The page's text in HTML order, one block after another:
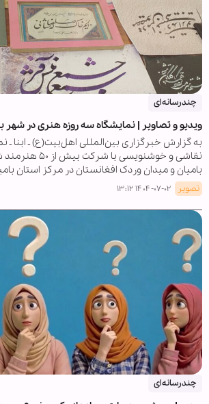
چندرسانه‌ای
ویدیو و تصاویر | نمایشگاه سه روزه هنری در شهر
به گزارش خبرگزاری بین‌المللی اهل‌بیت(ع) ـ ابنا ـ
نقاشی و خوشنویسی
بامیان و میدان وردک افغانستان در مرکز استان
تصویر ۱۴۰۴-۰۷-۰۲ ۱۳:۱۲
چندرسانه‌ای